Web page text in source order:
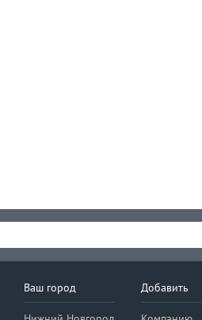
Ваш город Добавить